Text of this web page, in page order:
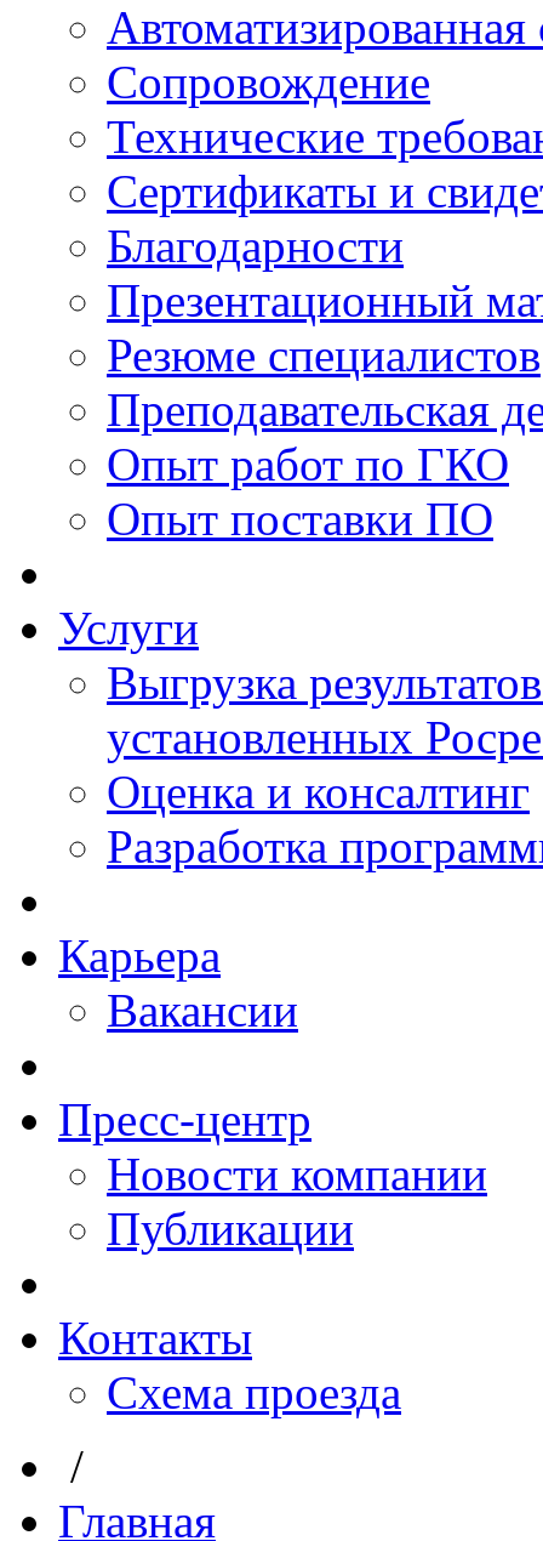
Сопровождение
Технические
Сертификаты и
Благодарности
Презентационный
Резюме специалистов
Преподавательская
Опыт работ по ГКО
Опыт поставки ПО
Услуги
Выгрузка
установленных
Оценка и консалтинг
Разработка
Карьера
Вакансии
Пресс-центр
Новости компании
Публикации
Контакты
Схема проезда
/
Главная